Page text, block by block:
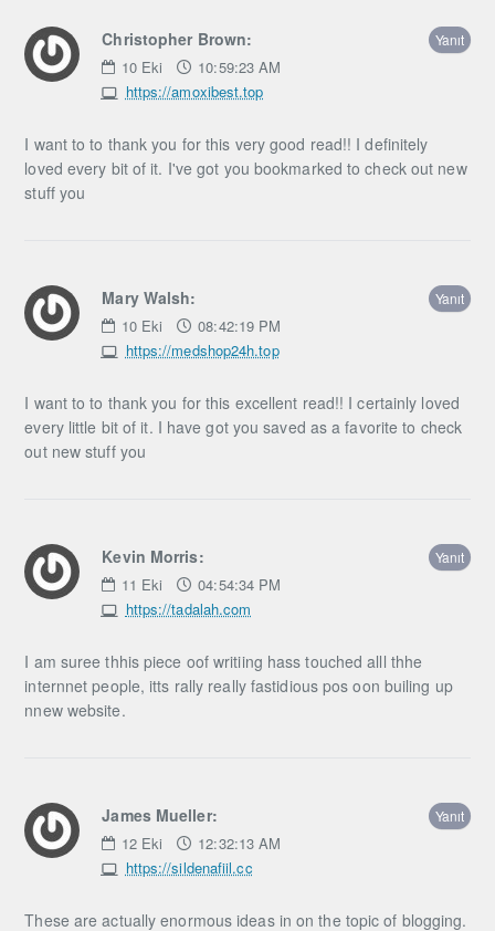
Christopher Brown:
10 Eki
10:59:23 AM
https://amoxibest.top
Yanıt
I want to to thank you for this very good read!! I definitely
loved every bit of it. I've got you bookmarked to check out new
stuff you
Mary Walsh:
10 Eki
08:42:19 PM
https://medshop24h.top
Yanıt
I want to to thank you for this excellent read!! I certainly loved
every little bit of it. I have got you saved as a favorite to check
out new stuff you
Kevin Morris:
11 Eki
04:54:34 PM
https://tadalah.com
Yanıt
I am suree thhis piece oof writiing hass touched alll thhe
internnet people, itts rally really fastidious pos oon builing up
nnew website.
James Mueller:
12 Eki
12:32:13 AM
https://sildenafiil.cc
Yanıt
These are actually enormous ideas in on the topic of blogging.